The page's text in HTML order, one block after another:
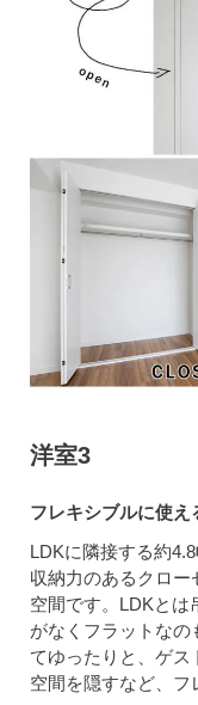
洋室3
フレキシブルに使え
LDKに隣接する約
収納力のあるクロ
空間です。LDKとは
がなくフラットなの
てゆったりと、ゲス
空間を隠すなど、フ